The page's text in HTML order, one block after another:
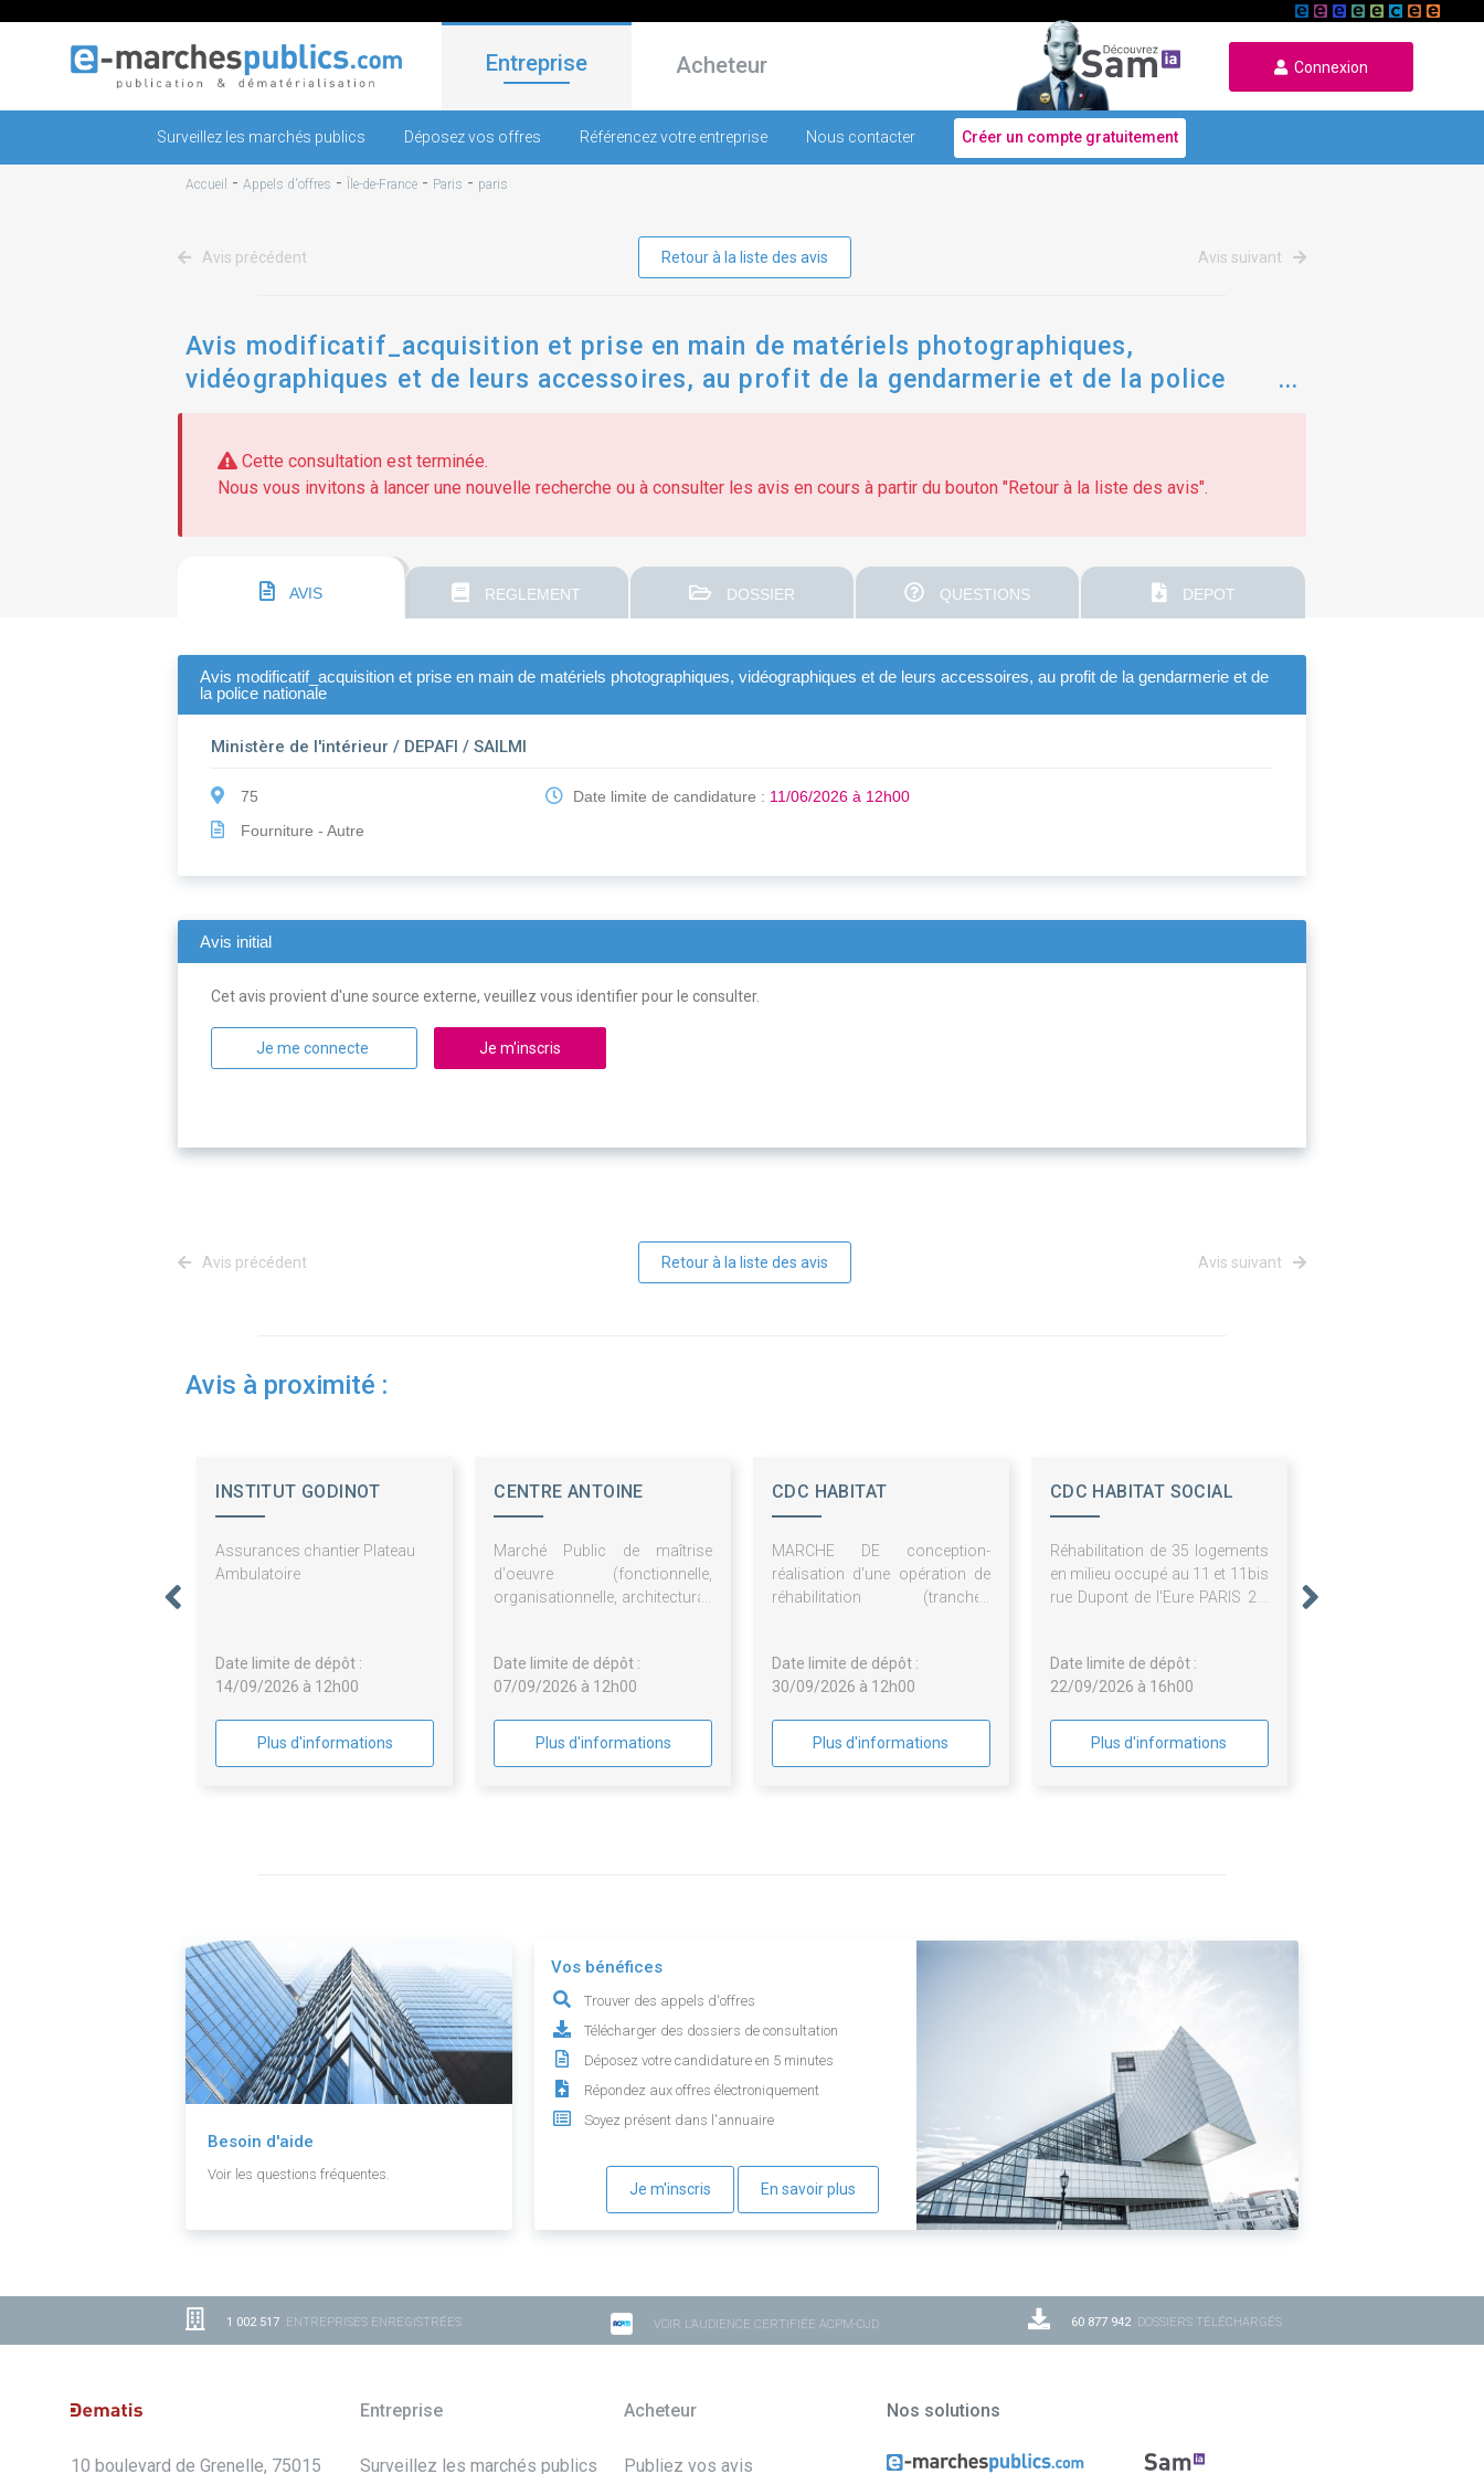
Entreprise Acheteur Connexion
Surveillez les marchés publics Déposez vos offres Référencez votre entreprise Nous contacter Créer un compte gratuitement
Accueil - Appels d'offres - Île-de-France - Paris - paris
Avis précédent Retour à la liste des avis Avis suivant
Avis modificatif_acquisition et prise en main de matériels photographiques,
vidéographiques et de leurs accessoires, au profit de la gendarmerie et de la police
Cette consultation est terminée.
Nous vous invitons à lancer une nouvelle recherche ou à consulter les avis en cours à partir du bouton "Retour à la liste des avis".
AVIS REGLEMENT DOSSIER QUESTIONS DEPOT
Avis modificatif_acquisition et prise en main de matériels photographiques, vidéographiques et de leurs accessoires, au profit de la gendarmerie et de
la police nationale
Ministère de l'intérieur / DEPAFI / SAILMI
75
Fourniture - Autre
Date limite de candidature : 11/06/2026 à 12h00
Avis initial
Cet avis provient d'une source externe, veuillez vous identifier pour le consulter.
Je me connecte Je m'inscris
Avis précédent Retour à la liste des avis Avis suivant
Avis à proximité :
INSTITUT GODINOT
Assurances chantier Plateau
Ambulatoire
Date limite de dépôt :
14/09/2026 à 12h00
Plus d'informations
CENTRE ANTOINE
Marché Public de maîtrise
d'oeuvre (fonctionnelle,
organisationnelle, architectural,
cuisines
Date limite de dépôt :
07/09/2026 à 12h00
Plus d'informations
CDC HABITAT
MARCHE DE conception-
réalisation d'une opération de
réhabilitation (tranches
résidence LABORDE et de
surélévation de 3 logements
résidence METROPOLITAIN à
Paris (75008)
Date limite de dépôt :
30/09/2026 à 12h00
Plus d'informations
CDC HABITAT SOCIAL
Réhabilitation de 35 logements
en milieu occupé au 11 et 11bis
rue Dupont de l'Eure PARIS 20.
Date limite de dépôt :
22/09/2026 à 16h00
Plus d'informations
Besoin d'aide
Voir les questions fréquentes.
Vos bénéfices
Trouver des appels d'offres
Télécharger des dossiers de consultation
Déposez votre candidature en 5 minutes
Répondez aux offres électroniquement
Soyez présent dans l'annuaire
Je m'inscris En savoir plus
1 002 517 ENTREPRISES ENREGISTRÉES VOIR L'AUDIENCE CERTIFIÉE ACPM-OJD 60 877 942DOSSIERS TÉLÉCHARGÉS
10 boulevard de Grenelle, 75015
Entreprise
Surveillez les marchés publics
Acheteur
Publiez vos avis
Nos solutions